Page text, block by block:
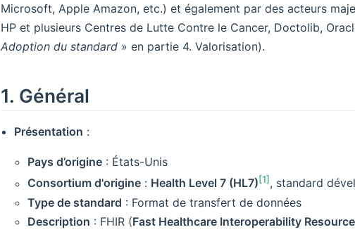
Microsoft, Apple Amazon, etc.) et également par des acteurs
HP et plusieurs Centres de Lutte Contre le Cancer, Doctolib,
Adoption du standard » en partie 4. Valorisation).
1. Général
Présentation :
Pays d’origine : États-Unis
Consortium d'origine : Health Level 7 (HL7) [1] , standard
Type de standard : Format de transfert de données
Description : FHIR (Fast Healthcare Interoperability